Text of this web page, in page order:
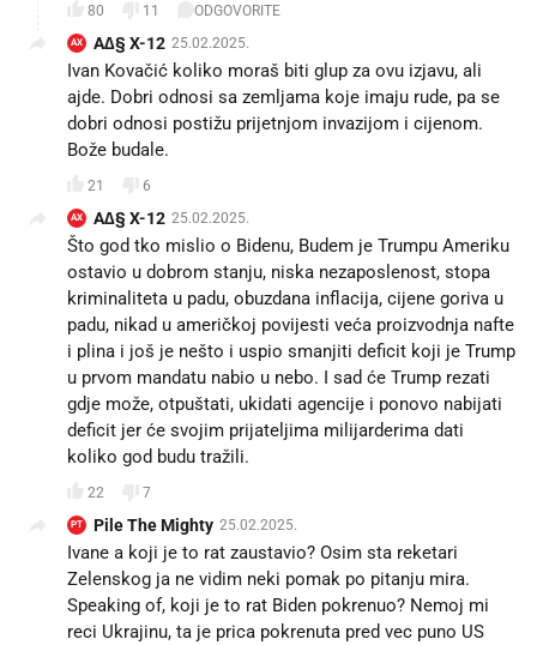
80 11 ODGOVORITE
AX A∆§ X-12 25.02.2025.
Ivan Kovačić koliko moraš biti glup za ovu izjavu, ali
ajde. Dobri odnosi sa zemljama koje imaju rude, pa se
dobri odnosi postižu prijetnjom invazijom i cijenom.
Bože budale.
21 6
AX A∆§ X-12 25.02.2025.
Što god tko mislio o Bidenu, Budem je Trumpu Ameriku
ostavio u dobrom stanju, niska nezaposlenost, stopa
kriminaliteta u padu, obuzdana inflacija, cijene goriva u
padu, nikad u američkoj povijesti veća proizvodnja nafte
i plina i još je nešto i uspio smanjiti deficit koji je Trump
u prvom mandatu nabio u nebo. I sad će Trump rezati
gdje može, otpuštati, ukidati agencije i ponovo nabijati
deficit jer će svojim prijateljima milijarderima dati
koliko god budu tražili.
22 7
PT Pile The Mighty 25.02.2025.
Ivane a koji je to rat zaustavio? Osim sta reketari
Zelenskog ja ne vidim neki pomak po pitanju mira.
Speaking of, koji je to rat Biden pokrenuo? Nemoj mi
reci Ukrajinu, ta je prica pokrenuta pred vec puno US